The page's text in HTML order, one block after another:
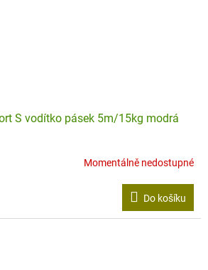
S vodítko pásek 5m/15kg modrá
Momentálně nedostupné
Do košíku